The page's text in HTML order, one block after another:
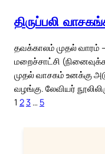
திருப்பலி
தவக்காலம் முதல் வாரம்
மறைச்சாட்சி
முதல் வாசகம் உனக்கு
வழங்கு. லேவியர்
1 23 … 5